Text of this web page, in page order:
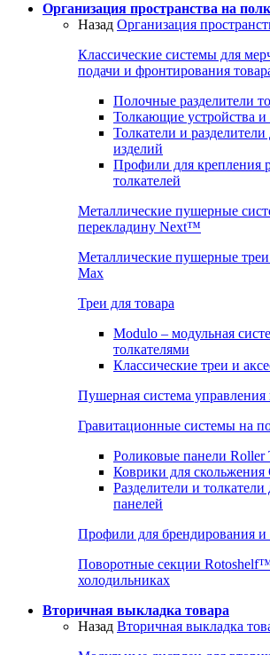
Организация пространства на
Назад Организация
Классические системы для
подачи и фронтирования
Полочные разделители
Толкающие устройства
Толкатели и
изделий
Профили для крепления
толкателей
Металлические пушерные
перекладину Next™
Металлические пушерные
Max
Треи для товара
Modulo – модульная
толкателями
Классические треи и
Пушерная система
Гравитационные системы на
Роликовые панели
Коврики для скольжения
Разделители и
панелей
Профили для брендирования и
Поворотные секции
холодильниках
Вторичная выкладка товара
Назад Вторичная выкладка